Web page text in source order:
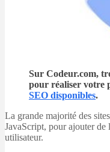
Sur Codeur.com,
pour réaliser votre
SEO disponibles.
La grande majorité des
JavaScript, pour ajouter de
utilisateur.